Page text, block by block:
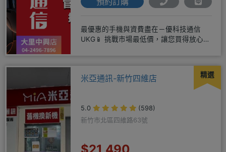
最優惠的手機與資費盡在－優科技通信
UKG📱 挑戰市場最低價，讓您買得放心又
精選
米亞通訊-新竹四維店
5.0
(598)
新竹市北區四維路63號